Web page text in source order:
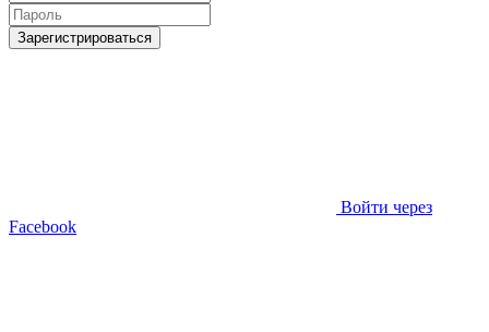
Зарегистрироваться
Войти через
Facebook